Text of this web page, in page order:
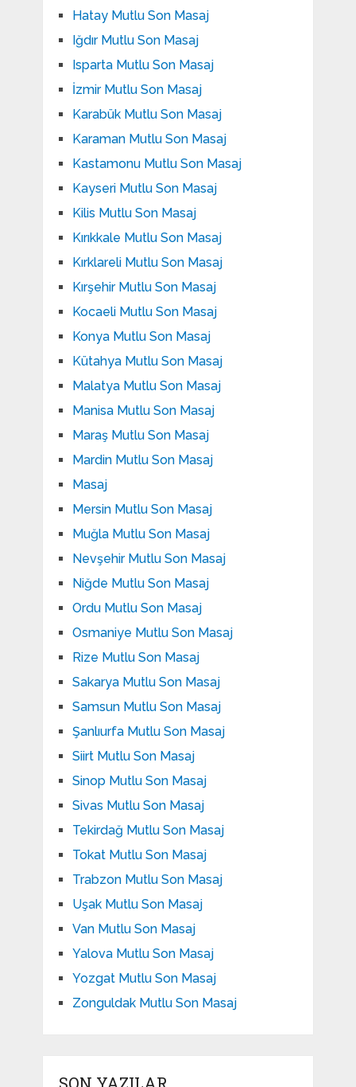
Hatay Mutlu Son Masaj
Iğdır Mutlu Son Masaj
Isparta Mutlu Son Masaj
İzmir Mutlu Son Masaj
Karabük Mutlu Son Masaj
Karaman Mutlu Son Masaj
Kastamonu Mutlu Son Masaj
Kayseri Mutlu Son Masaj
Kilis Mutlu Son Masaj
Kırıkkale Mutlu Son Masaj
Kırklareli Mutlu Son Masaj
Kırşehir Mutlu Son Masaj
Kocaeli Mutlu Son Masaj
Konya Mutlu Son Masaj
Kütahya Mutlu Son Masaj
Malatya Mutlu Son Masaj
Manisa Mutlu Son Masaj
Maraş Mutlu Son Masaj
Mardin Mutlu Son Masaj
Masaj
Mersin Mutlu Son Masaj
Muğla Mutlu Son Masaj
Nevşehir Mutlu Son Masaj
Niğde Mutlu Son Masaj
Ordu Mutlu Son Masaj
Osmaniye Mutlu Son Masaj
Rize Mutlu Son Masaj
Sakarya Mutlu Son Masaj
Samsun Mutlu Son Masaj
Şanlıurfa Mutlu Son Masaj
Siirt Mutlu Son Masaj
Sinop Mutlu Son Masaj
Sivas Mutlu Son Masaj
Tekirdağ Mutlu Son Masaj
Tokat Mutlu Son Masaj
Trabzon Mutlu Son Masaj
Uşak Mutlu Son Masaj
Van Mutlu Son Masaj
Yalova Mutlu Son Masaj
Yozgat Mutlu Son Masaj
Zonguldak Mutlu Son Masaj